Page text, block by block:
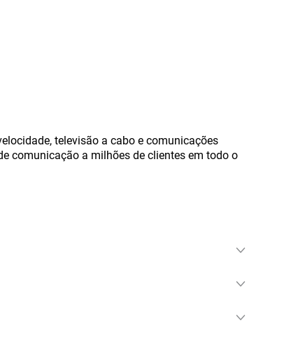
televisão a cabo e comunicações
comunicação a milhões de clientes em todo o